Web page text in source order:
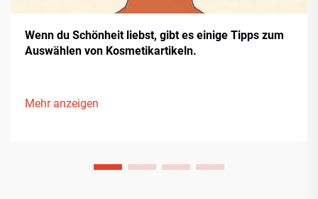
Wenn du Schönheit liebst, gibt es einige Tipps zum
Auswählen von Kosmetikartikeln.
Mehr anzeigen